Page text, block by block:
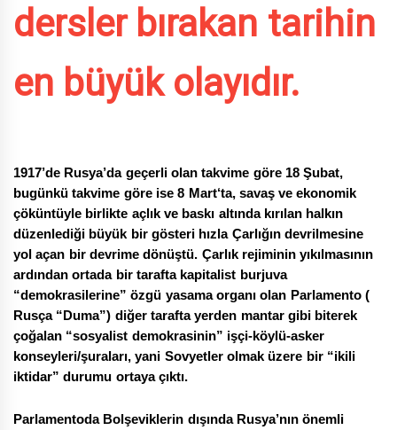
dersler bırakan tarihin
en büyük olayıdır.
1917’de Rusya’da geçerli olan takvime göre 18 Şubat,
bugünkü takvime göre ise 8 Mart‘ta, savaş ve ekonomik
çöküntüyle birlikte açlık ve baskı altında kırılan halkın
düzenlediği büyük bir gösteri hızla Çarlığın devrilmesine
yol açan bir devrime dönüştü. Çarlık rejiminin yıkılmasının
ardından ortada bir tarafta kapitalist burjuva
“demokrasilerine” özgü yasama organı olan Parlamento (
Rusça “Duma”) diğer tarafta yerden mantar gibi biterek
çoğalan “sosyalist demokrasinin” işçi-köylü-asker
konseyleri/şuraları, yani Sovyetler olmak üzere bir “ikili
iktidar” durumu ortaya çıktı.
Parlamentoda Bolşeviklerin dışında Rusya’nın önemli